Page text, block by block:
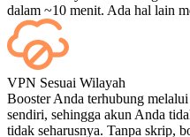
dalam ~10 menit. Ada hal lain
Tentu — setiap pertandingan
selesai, dan jika Anda ingin
tambahkan Streaming saat
VPN Sesuai Wilayah
Booster Anda terhubung
sendiri, sehingga akun Anda
tidak seharusnya. Tanpa skrip,